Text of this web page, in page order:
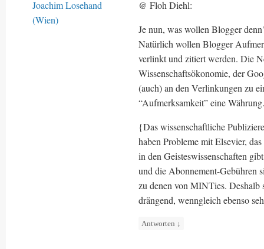
Joachim Losehand
(Wien)
@ Floh Diehl:
Je nun, was wollen Blogger
Natürlich wollen Blogger
verlinkt und zitiert werden. Die
Wissenschaftsökonomie, der
(auch) an den Verlinkungen zu
“Aufmerksamkeit” eine Währung.
{Das wissenschaftliche
haben Probleme mit Elsevier,
in den Geisteswissenschaften
und die Abonnement-Gebühren
zu denen von MINTies. Deshalb
drängend, wenngleich ebenso
Antworten ↓